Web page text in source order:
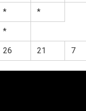
* *
*
26 21 7